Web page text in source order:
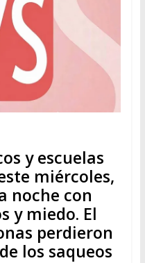
y escuelas
miércoles,
noche con
y miedo. El
perdieron
los saqueos